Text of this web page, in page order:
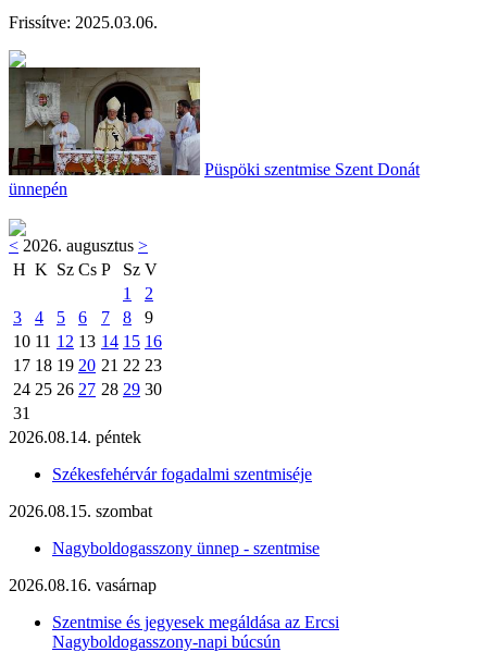
Frissítve: 2025.03.06.
Püspöki szentmise Szent Donát
ünnepén
< 2026. augusztus >
H K Sz Cs P Sz V
1
2
3
4 5 6 7 8
9
10 11 12 13 14 15 16
17 18 19 20 21 22 23
24 25 26 27 28 29 30
31
2026.08.14. péntek
Székesfehérvár fogadalmi szentmiséje
2026.08.15. szombat
Nagyboldogasszony ünnep - szentmise
2026.08.16. vasárnap
Szentmise és jegyesek megáldása az Ercsi
Nagyboldogasszony-napi búcsún